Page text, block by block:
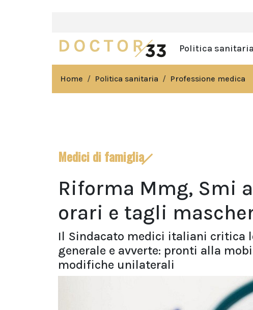
Politica sanitaria
Home Politica sanitaria Professione medica
Medici di famiglia
Riforma Mmg, Smi
orari e tagli
Il Sindacato medici italiani critica
generale e avverte: pronti alla
modifiche unilaterali